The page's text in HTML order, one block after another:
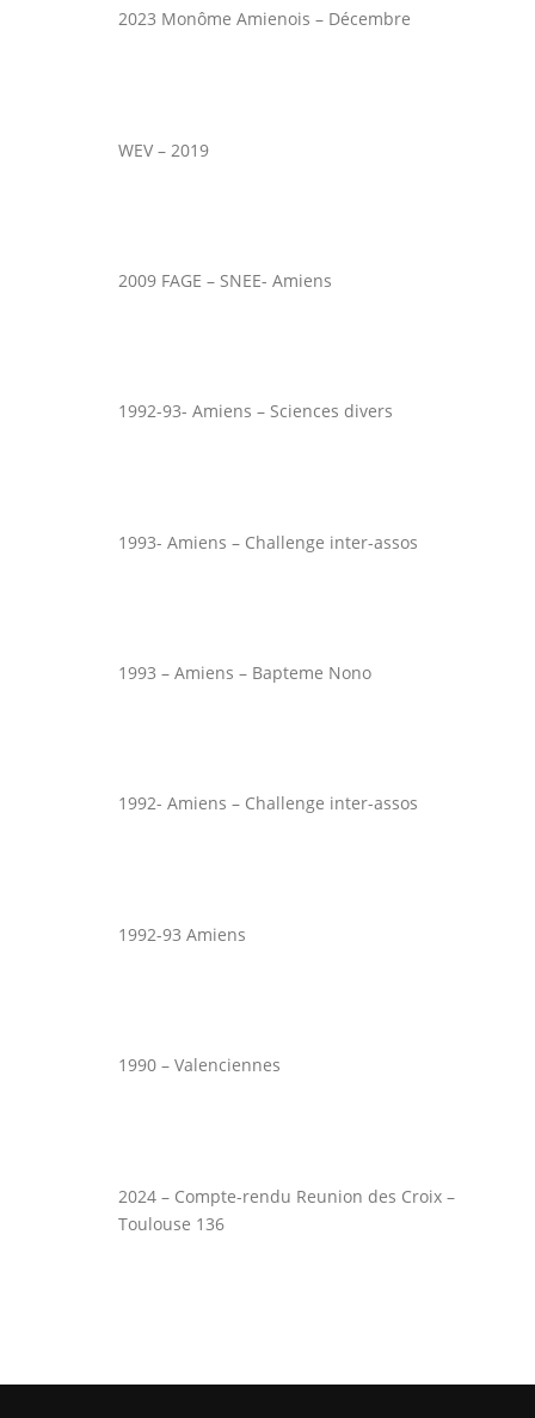
2023 Monôme Amienois – Décembre
WEV – 2019
2009 FAGE – SNEE- Amiens
1992-93- Amiens – Sciences divers
1993- Amiens – Challenge inter-assos
1993 – Amiens – Bapteme Nono
1992- Amiens – Challenge inter-assos
1992-93 Amiens
1990 – Valenciennes
2024 – Compte-rendu Reunion des Croix –
Toulouse 136